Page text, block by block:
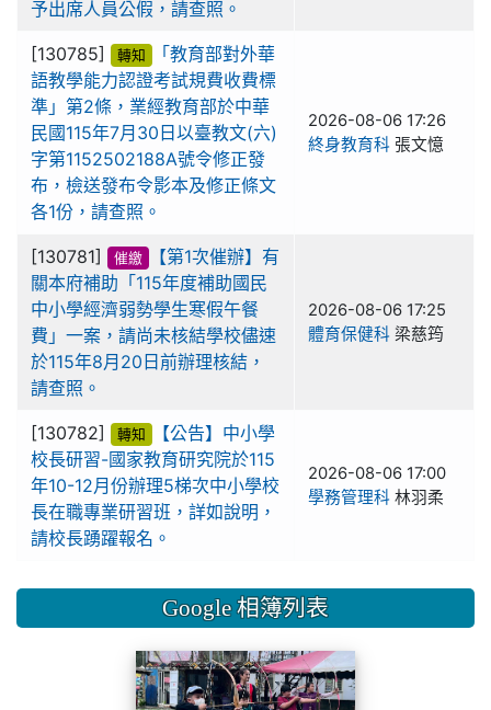
予出席人員公假，請查照。
[130785] 轉知
「教育部對外華
語教學能力認證考試規費收費標
準」第2條，業經教育部於中華
民國115年7月30日以臺教文(六)
字第1152502188A號令修正發
布，檢送發布令影本及修正條文
各1份，請查照。
2026-08-06 17:26
終身教育科 張文憶
[130781] 催繳
【第1次催辦】有
關本府補助「115年度補助國民
中小學經濟弱勢學生寒假午餐
費」一案，請尚未核結學校儘速
於115年8月20日前辦理核結，
請查照。
2026-08-06 17:25
體育保健科 梁慈筠
[130782] 轉知
【公告】中小學
校長研習-國家教育研究院於115
年10-12月份辦理5梯次中小學校
長在職專業研習班，詳如說明，
請校長踴躍報名。
2026-08-06 17:00
學務管理科 林羽柔
Google 相簿列表
1150327本土教